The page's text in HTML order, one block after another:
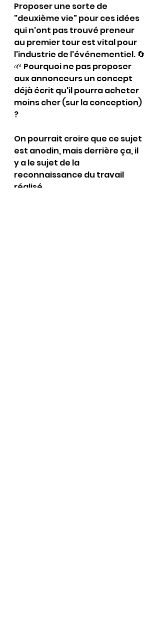
Proposer une sorte de
"deuxième vie" pour ces idées
qui n'ont pas trouvé preneur
au premier tour est vital pour
l'industrie de l'événementiel. 🔄
🌱 Pourquoi ne pas proposer
aux annonceurs un concept
déjà écrit qu'il pourra acheter
moins cher (sur la conception)
?
On pourrait croire que ce sujet
est anodin, mais derrière ça, il
y a le sujet de la
reconnaissance du travail
réalisé.